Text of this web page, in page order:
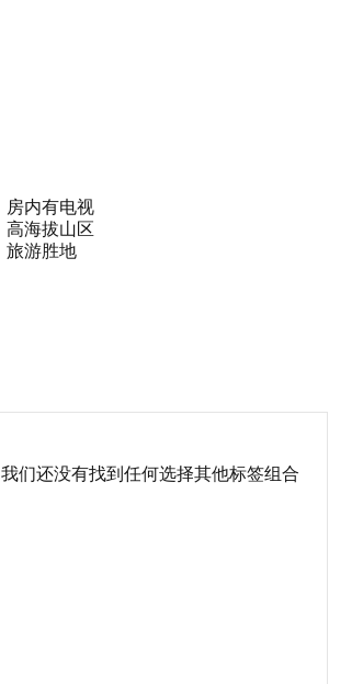
房内有电视
高海拔山区
旅游胜地
我们还没有找到任何选择其他标签组合